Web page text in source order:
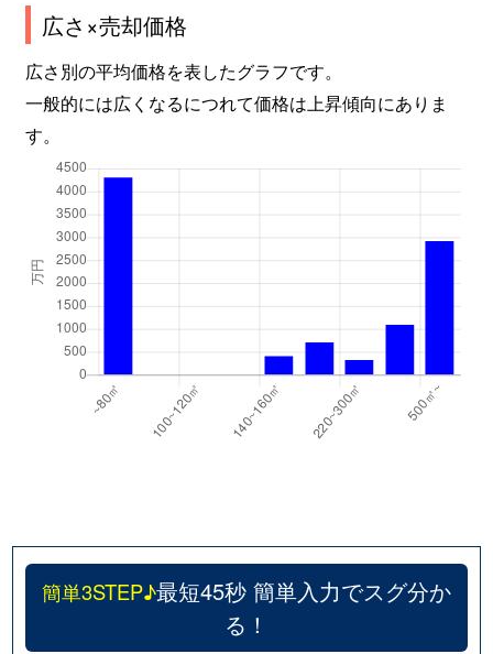
広さ×売却価格
広さ別の平均価格を表したグラフです。
一般的には広くなるにつれて価格は上昇傾向にありま
す。
簡単3STEP♪最短45秒 簡単入力でスグ分か
る！